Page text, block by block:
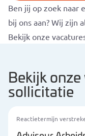
Ben jij op zoek naar
bij ons aan? Wij zijn
Bekijk onze
Bekijk
sollicitatie
Reactietermijn